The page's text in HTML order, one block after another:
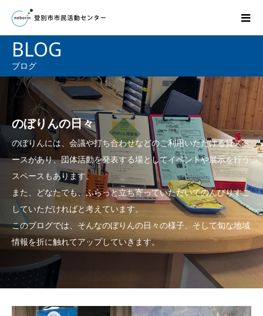
BLOG
ブログ
のぼりんの日々
のぼりんには、会議や打ち合わせなどのご利用いただける貸スペ
ースがあり、団体活動を発表する場としてイベントや展示を行う
スペースもあります。
また、どなたでも、ふらっと立ち寄っていただいてのんびりすご
していただければと考えています。
このブログでは、そんなのぼりんの日々の様子、そして旬な地域
情報を折に触れてアップしていきます。